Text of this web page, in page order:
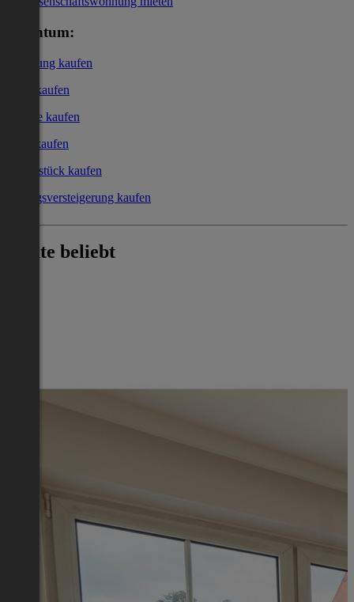
Eigentum:
Wohnung kaufen
Haus kaufen
Garage kaufen
Büro kaufen
Grundstück kaufen
Zwangsversteigerung kaufen
Heute beliebt